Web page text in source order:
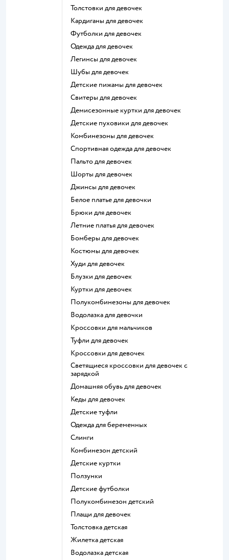
Толстовки для девочек
Кардиганы для девочек
Футболки для девочек
Одежда для девочек
Легинсы для девочек
Шубы для девочек
Детские пижамы для девочек
Свитеры для девочек
Демисезонные куртки для девочек
Детские пуховики для девочек
Комбинезоны для девочек
Спортивная одежда для девочек
Пальто для девочек
Шорты для девочек
Джинсы для девочек
Белое платье для девочки
Брюки для девочек
Летние платья для девочек
Бомберы для девочек
Костюмы для девочек
Худи для девочек
Блузки для девочек
Куртки для девочек
Полукомбинезоны для девочек
Водолазка для девочки
Кроссовки для мальчиков
Туфли для девочек
Кроссовки для девочек
Светящиеся кроссовки для девочек с
зарядкой
Домашняя обувь для девочек
Кеды для девочек
Детские туфли
Одежда для беременных
Слинги
Комбинезон детский
Детские куртки
Ползунки
Детские футболки
Полукомбинезон детский
Плащи для девочек
Толстовка детская
Жилетка детская
Водолазка детская